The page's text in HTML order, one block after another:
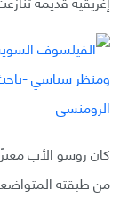
كان روسو الأب
من طبقته